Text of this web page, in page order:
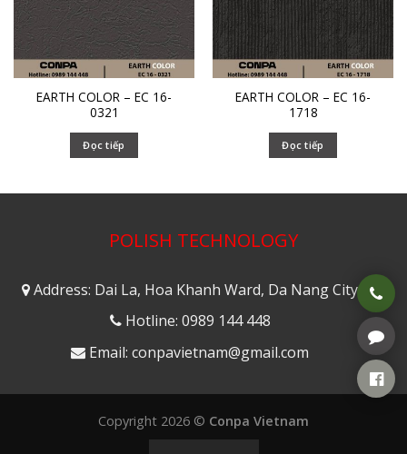
EARTH COLOR – EC 16-
0321
Đọc tiếp
EARTH COLOR – EC 16-
1718
Đọc tiếp
POLISH TECHNOLOGY
Address: Dai La, Hoa Khanh Ward, Da Nang City
Hotline: 0989 144 448
Email: conpavietnam@gmail.com
Copyright 2026 © Conpa Vietnam